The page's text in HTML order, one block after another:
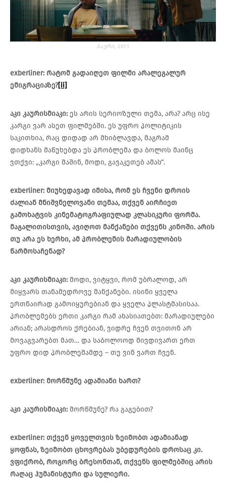
ᲰᲐᲕᲠᲘ, 2011
exberliner: რატომ გადაიღეთ ფილმი არალეგალურ
ემიგრაციაზე?[ii]
აკი კაურისმიაკი: ეს არის სერიოზული თემა, არა? არც ისე
კარგი ვარ ასეთ ფილმებში. ეს უფრო პოლიტიკის
საკითხია, რაც დიდად არ მხიბლავდა, მაგრამ
დიდხანს მაწუხებდა ეს პრობლემა და ბოლოს მაინც
ვთქვი: „კარგი მაშინ, მოდი, გავაკეთებ ამას“.
exberliner: მიუხედავად იმისა, რომ ეს ჩვენი დროის
ძალიან მნიშვნელოვანი თემაა, თქვენ აირჩიეთ
გამოხატვის კინემატოგრაფიულად კლასიკური ფორმა.
მაგალითისთვის, ავიღოთ მანქანები თქვენს კინოში. არის
თუ არა ეს ხერხი, ამ პრობლემის მარადიულობის
წარმოსაჩენად?
აკი კაურისმიაკი: მოდი, ვიტყვი, რომ უბრალოდ, არ
მიყვარს თანამედროვე მანქანები. ისინი ყველა
ერთნაირად გამოიყურებიან და ყველა პლასტმასისაა.
პრობლემებს ერთი კარგი რამ ახასიათებთ: მარადიულები
არიან; არასდროს ქრებიან, ვიდრე ჩვენ თვითონ არ
მოვაგვარებთ მათ… და საბოლოოდ მივდივართ ერთ
უფრო დიდ პრობლემამდე – თუ ვინ ვართ ჩვენ.
exberliner: მორწმუნე ადამიანი ხართ?
აკი კაურისმიაკი: მორწმუნე? რა გაგებით?
exberliner: თქვენ ყოველთვის ზეიმობთ ადამიანად
ყოფნას, ზეიმობთ ცხოვრებას უბედურების დროსაც კი.
ვფიქრობ, როგორც ბრესონთან, თქვენს ფილმებშიც არის
რაღაც ჰუმანისტური და სულიერი.